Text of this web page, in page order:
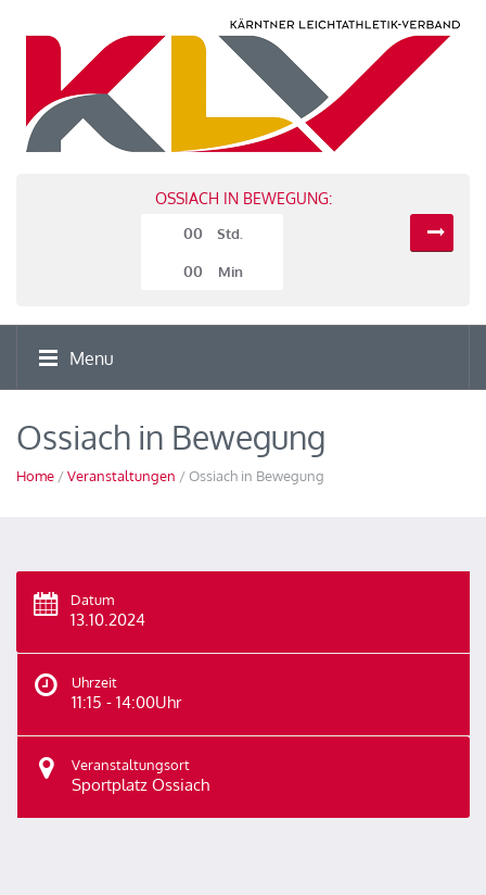
OSSIACH IN BEWEGUNG:
00
Std.
00 Min
Menu
Ossiach in Bewegung
Home /Veranstaltungen / Ossiach in Bewegung
Datum
13.10.2024
Uhrzeit
11:15 - 14:00Uhr
Veranstaltungsort
Sportplatz Ossiach